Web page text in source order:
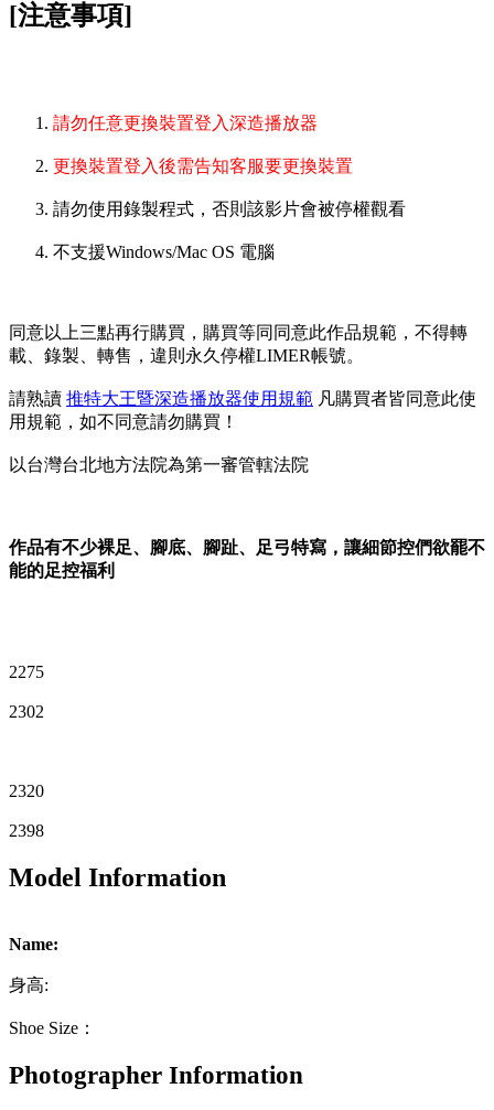
[注意事項]
請勿任意更換裝置登入深造播放器
更換裝置登入後需告知客服要更換裝置
請勿使用錄製程式，否則該影片會被停權觀看
不支援Windows/Mac OS 電腦
同意以上三點再行購買，購買等同同意此作品規範，不得轉
載、錄製、轉售，違則永久停權LIMER帳號。
請熟讀 推特大王暨深造播放器使用規範 凡購買者皆同意此使
用規範，如不同意請勿購買！
以台灣台北地方法院為第一審管轄法院
作品有不少裸足、腳底、腳趾、足弓特寫，讓細節控們欲罷不
能的足控福利
2275
2302
2320
2398
Model Information
Name:
身高:
Shoe Size：
Photographer Information